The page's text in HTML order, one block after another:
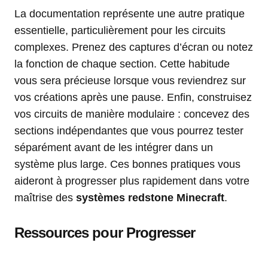
La documentation représente une autre pratique
essentielle, particulièrement pour les circuits
complexes. Prenez des captures d’écran ou notez
la fonction de chaque section. Cette habitude
vous sera précieuse lorsque vous reviendrez sur
vos créations après une pause. Enfin, construisez
vos circuits de manière modulaire : concevez des
sections indépendantes que vous pourrez tester
séparément avant de les intégrer dans un
système plus large. Ces bonnes pratiques vous
aideront à progresser plus rapidement dans votre
maîtrise des systèmes redstone Minecraft.
Ressources pour Progresser